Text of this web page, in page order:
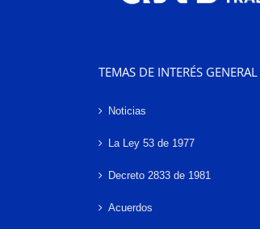
TEMAS DE INTERÉS GENERAL
Noticias
La Ley 53 de 1977
Decreto 2833 de 1981
Acuerdos